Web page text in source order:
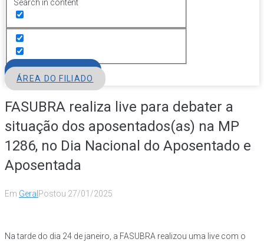
Search in content
ÁREA DO FILIADO
FASUBRA realiza live para debater a
situação dos aposentados(as) na MP
1286, no Dia Nacional do Aposentado e
Aposentada
Em Geral Postou 27/01/2025
Na tarde do dia 24 de janeiro, a FASUBRA realizou uma live com o